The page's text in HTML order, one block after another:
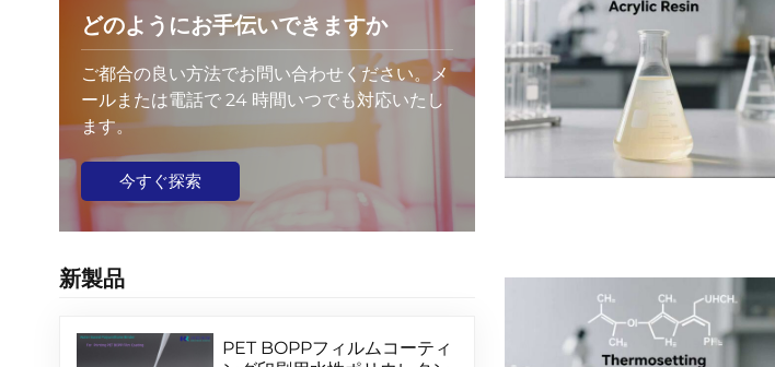
どのようにお手伝いできますか
ご都合の良い方法でお問い合わせください。メ
ールまたは電話で 24 時間いつでも対応いたし
ます。
今すぐ探索
新製品
PET BOPPフィルムコーティ